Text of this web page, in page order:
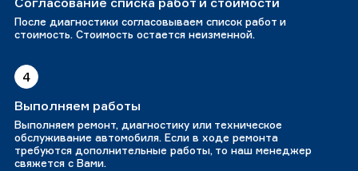
После диагностики согласовываем список работ и
стоимость. Стоимость остается неизменной.
4
Выполняем работы
Выполняем ремонт, диагностику или техническое
обслуживание автомобиля. Если в ходе ремонта
требуются дополнительные работы, то наш менеджер
свяжется с Вами.